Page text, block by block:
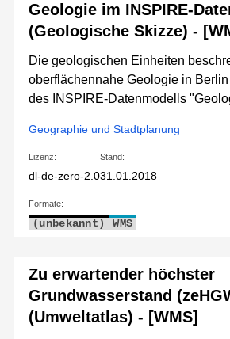
Geologie im INSPIRE-
(Geologische Skizze) -
Die geologischen Einheiten
oberflächennahe Geologie in Berlin
des INSPIRE-Datenmodells
Geographie und Stadtplanung
Lizenz:
dl-de-zero-2.0
Stand:
31.01.2018
Formate:
(unbekannt) WMS
Zu erwartender höchster
Grundwasserstand
(Umweltatlas) - [WMS]